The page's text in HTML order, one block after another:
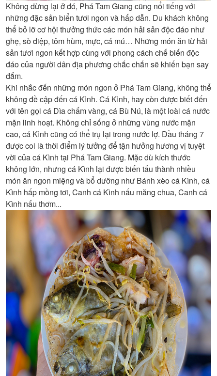
Không dừng lại ở đó, Phá Tam Giang cũng nổi tiếng với
những đặc sản biển tươi ngon và hấp dẫn. Du khách không
thể bỏ lỡ cơ hội thưởng thức các món hải sản độc đáo như
ghẹ, sò điệp, tôm hùm, mực, cá mú… Những món ăn từ hải
sản tươi ngon kết hợp cùng với phong cách chế biến độc
đáo của người dân địa phương chắc chắn sẽ khiến bạn say
đắm.
Khi nhắc đến những món ngon ở Phá Tam Giang, không thể
không đề cập đến cá Kình. Cá Kình, hay còn được biết đến
với tên gọi cá Dìa chấm vàng, cá Bù Nú, là một loài cá nước
mặn linh hoạt. Không chỉ sống ở những vùng nước mặn
cao, cá Kình cũng có thể trụ lại trong nước lợ. Đầu tháng 7
được coi là thời điểm lý tưởng để tận hưởng hương vị tuyệt
vời của cá Kình tại Phá Tam Giang. Mặc dù kích thước
không lớn, nhưng cá Kình lại được biến tấu thành nhiều
món ăn ngon miệng và bổ dưỡng như Bánh xèo cá Kình, cá
Kình hấp mồng tơi, Canh cá Kình nấu măng chua, Canh cá
Kình nấu thơm...